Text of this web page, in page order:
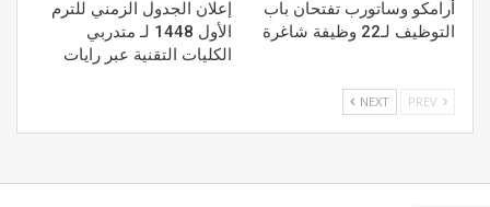
أرامكو وساتورب تفتحان باب
التوظيف لـ22 وظيفة شاغرة
إعلان الجدول الزمني للترم
الأول 1448 لـ متدربي
الكليات التقنية عبر رايات
NEXT